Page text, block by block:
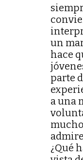
un
hace
parte
a una
¿Qué